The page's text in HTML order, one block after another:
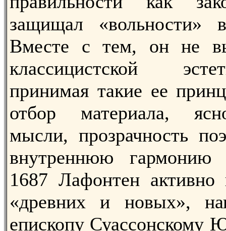
защищал «вольности»
Вместе с тем, он не
классицистской
принимая такие ее
отбор материала,
мысли, прозрачность
внутреннюю гармонию
1687 Лафонтен
«древних и новых»,
епископу Суассонскому